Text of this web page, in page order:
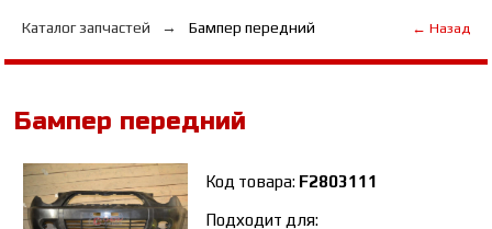
Каталог запчастей Бампер передний ← Назад
Бампер передний
Код товара: F2803111
Подходит для: